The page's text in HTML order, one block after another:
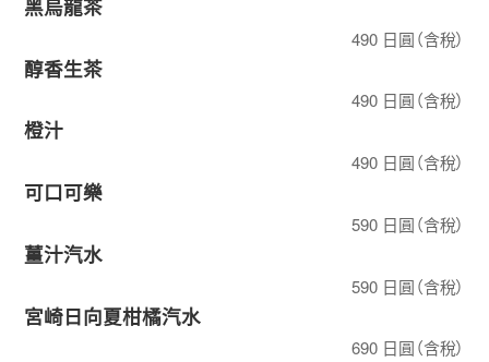
黑烏龍茶
490 日圓（含稅）
醇香生茶
490 日圓（含稅）
橙汁
490 日圓（含稅）
可口可樂
590 日圓（含稅）
薑汁汽水
590 日圓（含稅）
宮崎日向夏柑橘汽水
690 日圓（含稅）